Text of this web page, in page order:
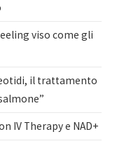
viso come gli
il trattamento
IV Therapy e NAD+